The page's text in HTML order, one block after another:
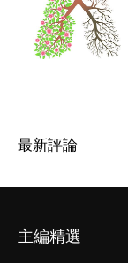
最新評論
主編精選